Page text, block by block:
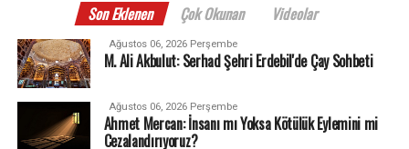
Son Eklenen Çok Okunan Videolar
Ağustos 06, 2026 Perşembe
M. Ali Akbulut: Serhad Şehri Erdebil'de Çay Sohbeti
Ağustos 06, 2026 Perşembe
Ahmet Mercan: İnsanı mı Yoksa Kötülük Eylemini mi
Cezalandırıyoruz?